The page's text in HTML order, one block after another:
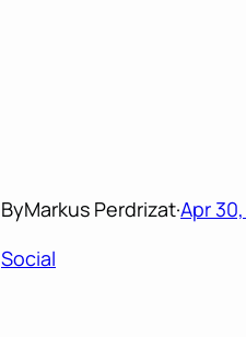
ByMarkus Perdrizat·Apr
Social